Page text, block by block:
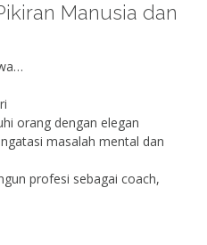
Manusia dan
orang dengan elegan
masalah mental dan
profesi sebagai coach,